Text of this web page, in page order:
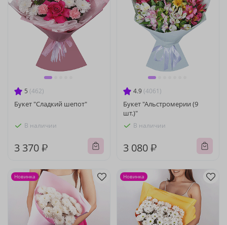
5 (462)
Букет "Сладкий шепот"
В наличии
3 370 ₽
4.9 (4061)
Букет "Альстромерии (9
шт.)"
В наличии
3 080 ₽
Новинка Новинка